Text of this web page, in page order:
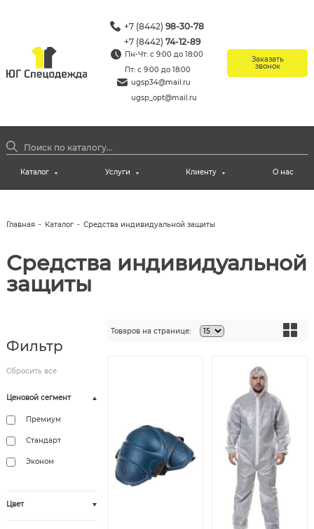
+7 (8442) 98-30-78
+7 (8442) 74-12-89
Пн-Чт: с 9:00 до 18:00
Пт: с 9:00 до 18:00
ugsp34@mail.ru
ugsp_opt@mail.ru
Заказать
звонок
Каталог Услуги Клиенту О нас
Главная- Каталог- Средства индивидуальной защиты
Средства индивидуальной
защиты
Фильтр
Ценовой сегмент
Премиум
Стандарт
Эконом
Цвет
Товаров на странице: